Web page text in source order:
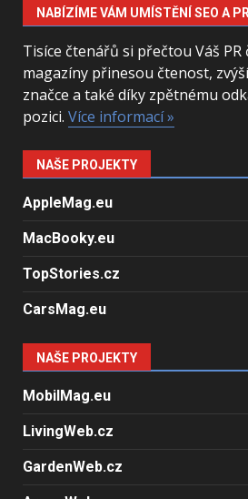
NABÍZÍME VÁM UMÍSTĚNÍ SEO A
Tisíce čtenářů si přečtou Váš PR
magazíny přinesou čtenost,
značce a také díky zpětnému
pozici. Více informací »
NAŠE PROJEKTY
AppleMag.eu
MacBooky.eu
TopStories.cz
CarsMag.eu
NAŠE PROJEKTY
MobilMag.eu
LivingWeb.cz
GardenWeb.cz